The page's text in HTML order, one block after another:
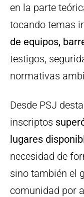
en la parte
tocando temas
de equipos,
testigos,
normativas
Desde PSJ
inscriptos
lugares
necesidad de
sino también el
comunidad por